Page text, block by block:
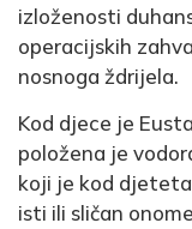
izloženosti
operacijskih
nosnoga ždrijela.
Kod djece je
položena je
koji je kod
isti ili sličan